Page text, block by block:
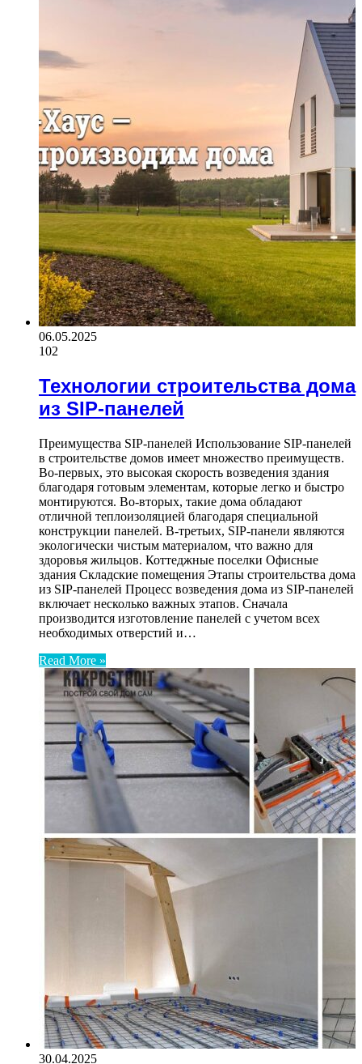
06.05.2025
102
Технологии строительства дома
из SIP-панелей
Преимущества SIP-панелей Использование SIP-панелей
в строительстве домов имеет множество преимуществ.
Во-первых, это высокая скорость возведения здания
благодаря готовым элементам, которые легко и быстро
монтируются. Во-вторых, такие дома обладают
отличной теплоизоляцией благодаря специальной
конструкции панелей. В-третьих, SIP-панели являются
экологически чистым материалом, что важно для
здоровья жильцов. Коттеджные поселки Офисные
здания Складские помещения Этапы строительства дома
из SIP-панелей Процесс возведения дома из SIP-панелей
включает несколько важных этапов. Сначала
производится изготовление панелей с учетом всех
необходимых отверстий и…
Read More »
30.04.2025